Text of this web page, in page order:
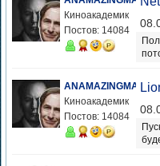
Киноакадемик
Постов: 14084
ANAMAZINGMAN
Киноакадемик
Постов: 14084